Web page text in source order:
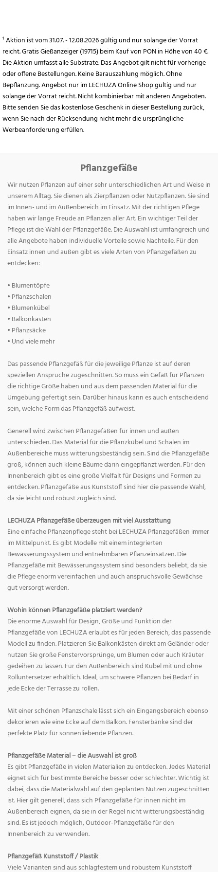
¹ Aktion ist vom 31.07. - 12.08.2026 gültig und nur solange der Vorrat
reicht. Gratis Gießanzeiger (19715) beim Kauf von PON in Höhe von 40 €.
Die Aktion umfasst alle Substrate. Das Angebot gilt nicht für vorherige
oder offene Bestellungen. Keine Barauszahlung möglich. Ohne
Bepflanzung. Angebot nur im LECHUZA Online Shop gültig und nur
solange der Vorrat reicht. Nicht kombinierbar mit anderen Angeboten.
Bitte senden Sie das kostenlose Geschenk in dieser Bestellung zurück,
wenn Sie nach der Rücksendung nicht mehr die ursprüngliche
Werbeanforderung erfüllen.
Pflanzgefäße
Wir nutzen Pflanzen auf einer sehr unterschiedlichen Art und Weise in
unserem Alltag. Sie dienen als Zierpflanzen oder Nutzpflanzen. Sie sind
im Innen- und im Außenbereich im Einsatz. Mit der richtigen Pflege
haben wir lange Freude an Pflanzen aller Art. Ein wichtiger Teil der
Pflege ist die Wahl der Pflanzgefäße. Die Auswahl ist umfangreich und
alle Angebote haben individuelle Vorteile sowie Nachteile. Für den
Einsatz innen und außen gibt es viele Arten von Pflanzgefäßen zu
entdecken:
• Blumentöpfe
• Pflanzschalen
• Blumenkübel
• Balkonkästen
• Pflanzsäcke
• Und viele mehr
Das passende Pflanzgefäß für die jeweilige Pflanze ist auf deren
speziellen Ansprüche zugeschnitten. So muss ein Gefäß für Pflanzen
die richtige Größe haben und aus dem passenden Material für die
Umgebung gefertigt sein. Darüber hinaus kann es auch entscheidend
sein, welche Form das Pflanzgefäß aufweist.
Generell wird zwischen Pflanzgefäßen für innen und außen
unterschieden. Das Material für die Pflanzkübel und Schalen im
Außenbereiche muss witterungsbeständig sein. Sind die Pflanzgefäße
groß, können auch kleine Bäume darin eingepflanzt werden. Für den
Innenbereich gibt es eine große Vielfalt für Designs und Formen zu
entdecken. Pflanzgefäße aus Kunststoff sind hier die passende Wahl,
da sie leicht und robust zugleich sind.
LECHUZA Pflanzgefäße überzeugen mit viel Ausstattung
Eine einfache Pflanzenpflege steht bei LECHUZA Pflanzgefäßen immer
im Mittelpunkt. Es gibt Modelle mit einem integrierten
Bewässerungssystem und entnehmbaren Pflanzeinsätzen. Die
Pflanzgefäße mit Bewässerungssystem sind besonders beliebt, da sie
die Pflege enorm vereinfachen und auch anspruchsvolle Gewächse
gut versorgt werden.
Wohin können Pflanzgefäße platziert werden?
Die enorme Auswahl für Design, Größe und Funktion der
Pflanzgefäße von LECHUZA erlaubt es für jeden Bereich, das passende
Modell zu finden. Platzieren Sie Balkonkästen direkt am Geländer oder
nutzen Sie große Fenstervorsprünge, um Blumen oder auch Kräuter
gedeihen zu lassen. Für den Außenbereich sind Kübel mit und ohne
Rolluntersetzer erhältlich. Ideal, um schwere Pflanzen bei Bedarf in
jede Ecke der Terrasse zu rollen.
Mit einer schönen Pflanzschale lässt sich ein Eingangsbereich ebenso
dekorieren wie eine Ecke auf dem Balkon. Fensterbänke sind der
perfekte Platz für sonnenliebende Pflanzen.
Pflanzgefäße Material – die Auswahl ist groß
Es gibt Pflanzgefäße in vielen Materialien zu entdecken. Jedes Material
eignet sich für bestimmte Bereiche besser oder schlechter. Wichtig ist
dabei, dass die Materialwahl auf den geplanten Nutzen zugeschnitten
ist. Hier gilt generell, dass sich Pflanzgefäße für innen nicht im
Außenbereich eignen, da sie in der Regel nicht witterungsbeständig
sind. Es ist jedoch möglich, Outdoor-Pflanzgefäße für den
Innenbereich zu verwenden.
Pflanzgefäß Kunststoff / Plastik
Viele Varianten sind aus schlagfestem und robustem Kunststoff